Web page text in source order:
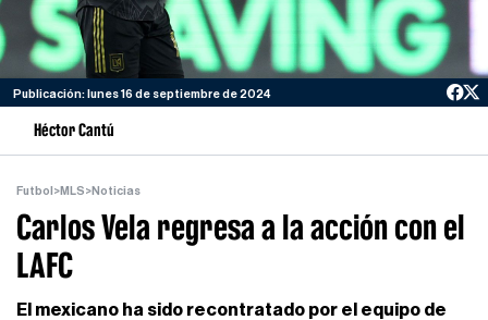
Publicación: lunes 16 de septiembre de 2024
Héctor Cantú
Futbol >MLS>Noticias
Carlos Vela regresa a la acción con el
LAFC
El mexicano ha sido recontratado por el equipo de